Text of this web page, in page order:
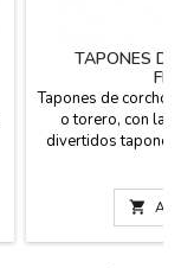
TAPONES
Tapones de corcho
o torero, con la
divertidos tapones
Figuras de
torero 